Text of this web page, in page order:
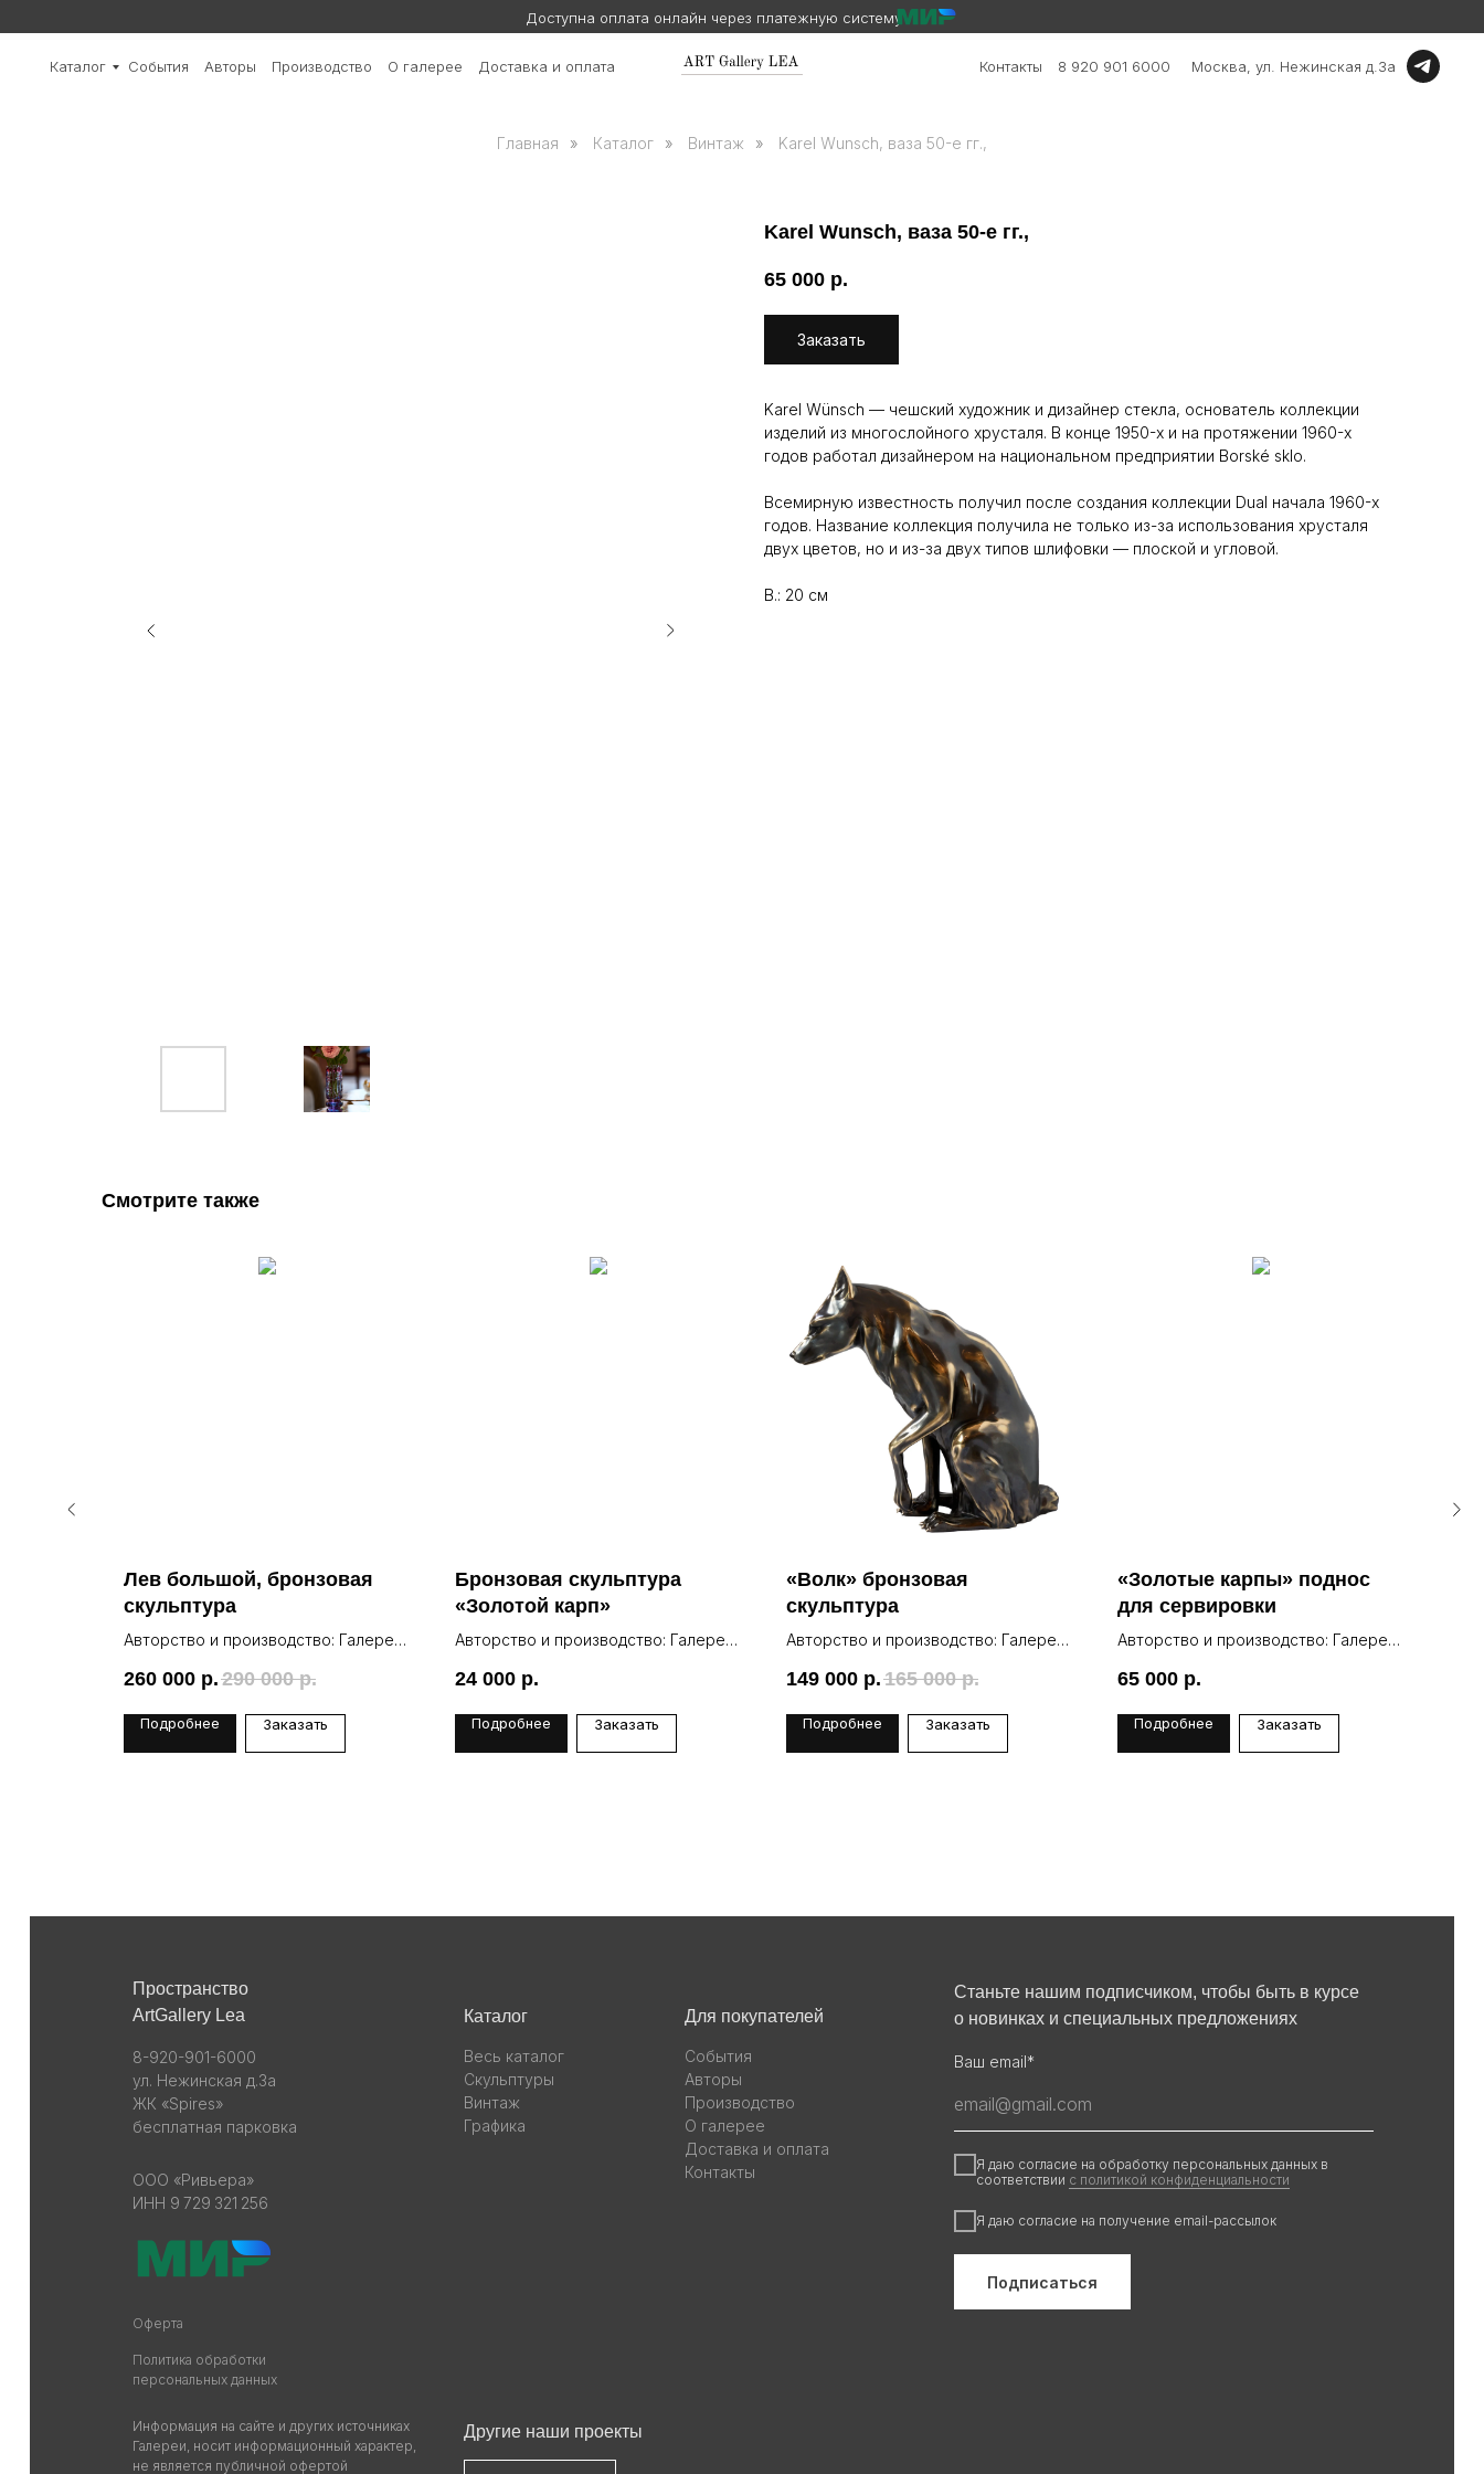
Доступна оплата онлайн через платежную систему
Каталог События Авторы Производство О галерее Доставка и оплата Контакты 8 920 901 6000 Москва, ул. Нежинская д.3а
Главная » Каталог » Винтаж » Karel Wunsch, ваза 50-е гг.,
Karel Wunsch, ваза 50-е гг.,
65 000 р.
Заказать
Karel Wünsch — чешский художник и дизайнер стекла, основатель коллекции
изделий из многослойного хрусталя. В конце 1950-х и на протяжении 1960-х
годов работал дизайнером на национальном предприятии Borské sklo.
Всемирную известность получил после создания коллекции Dual начала 1960-х
годов. Название коллекция получила не только из-за использования хрусталя
двух цветов, но и из-за двух типов шлифовки — плоской и угловой.
В.: 20 см
Смотрите также
Лев большой, бронзовая
скульптура
Авторство и производство: Галерея
260 000 р. 290 000 р.
Подробнее Заказать
Бронзовая скульптура
«Золотой карп»
Авторство и производство: Галерея
24 000 р.
Подробнее Заказать
«Волк» бронзовая
скульптура
Авторство и производство: Галерея
149 000 р. 165 000 р.
Подробнее Заказать
«Золотые карпы» поднос
для сервировки
Авторство и производство: Галерея
65 000 р.
Подробнее Заказать
Пространство
ArtGallery Lea
Каталог
8-920-901-6000
ул. Нежинская д.3а
ЖК «Spires»
бесплатная парковка
Для покупателей
Станьте нашим подписчиком, чтобы быть в курсе
о новинках и специальных предложениях
Весь каталог
Скульптуры
Винтаж
Графика
Политика обработки
персональных данных
Информация на сайте и других источниках
Галереи, носит информационный характер,
не является публичной офертой
Оферта
ООО «Ривьера»
ИНН 9 729 321 256
События
Авторы
Производство
О галерее
Доставка и оплата
Контакты
Другие наши проекты
Ваш email*
Я даю согласие на обработку персональных данных в
соответствии с политикой конфиденциальности
Я даю согласие на получение email-рассылок
Подписаться